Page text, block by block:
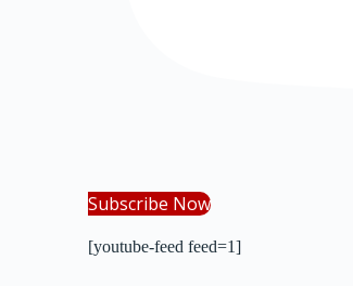
Subscribe Now
[youtube-feed feed=1]